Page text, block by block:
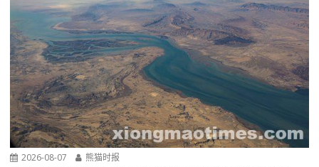
2026-08-07 熊猫时报